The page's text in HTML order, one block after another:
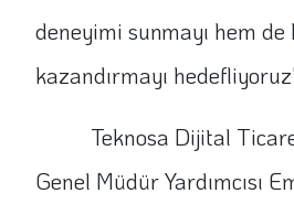
deneyimi sunmayı hem de
kazandırmayı
Teknosa Dijital
Genel Müdür Yardımcısı